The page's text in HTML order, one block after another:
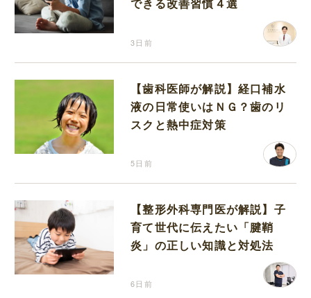
できる改善習慣４選
3日前
【歯科医師が解説】経口補水
液の日常使いはＮＧ？歯のリ
スクと熱中症対策
5日前
【整形外科専門医が解説】子
育て世代に伝えたい「腱鞘
炎」の正しい知識と対処法
6日前